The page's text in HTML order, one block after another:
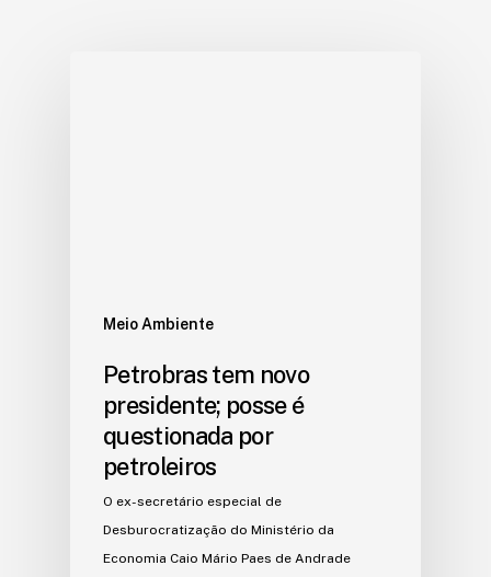
Meio Ambiente
Petrobras tem novo
presidente; posse é
questionada por
petroleiros
O ex-secretário especial de
Desburocratização do Ministério da
Economia Caio Mário Paes de Andrade